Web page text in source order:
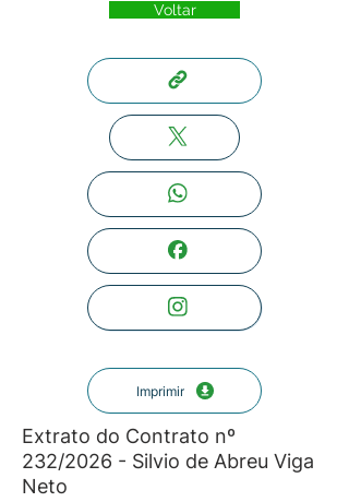
Voltar
Imprimir
Extrato do Contrato nº
232/2026 - Silvio de Abreu Viga
Neto